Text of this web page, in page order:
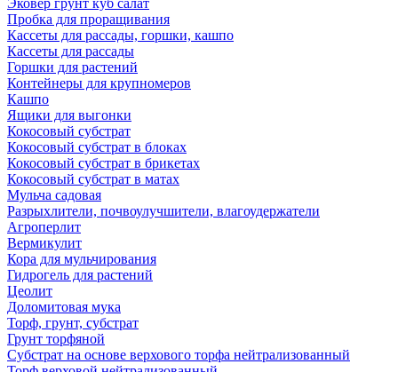
Эковер грунт куб салат
Пробка для проращивания
Кассеты для рассады, горшки, кашпо
Кассеты для рассады
Горшки для растений
Контейнеры для крупномеров
Кашпо
Ящики для выгонки
Кокосовый субстрат
Кокосовый субстрат в блоках
Кокосовый субстрат в брикетах
Кокосовый субстрат в матах
Мульча садовая
Разрыхлители, почвоулучшители, влагоудержатели
Агроперлит
Вермикулит
Кора для мульчирования
Гидрогель для растений
Цеолит
Доломитовая мука
Торф, грунт, субстрат
Грунт торфяной
Субстрат на основе верхового торфа нейтрализованный